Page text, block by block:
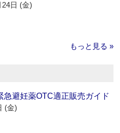
24日 (金)
もっと見る »
急避妊薬OTC適正販売ガイド
(金)